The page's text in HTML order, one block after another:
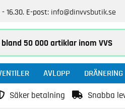
16.30. E-post: info@dinvvsbutik.se
AVLOPP DRÄNERING
Säker betalning Snabba